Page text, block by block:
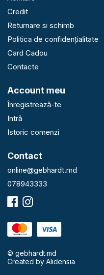
Credit
Returnare si schimb
Politica de confidențialitate
Card Cadou
Contacte
Account meu
Înregistrează-te
Intră
Istoric comenzi
Contact
online@gebhardt.md
078943333
© gebhardt.md
Created by Alidensia